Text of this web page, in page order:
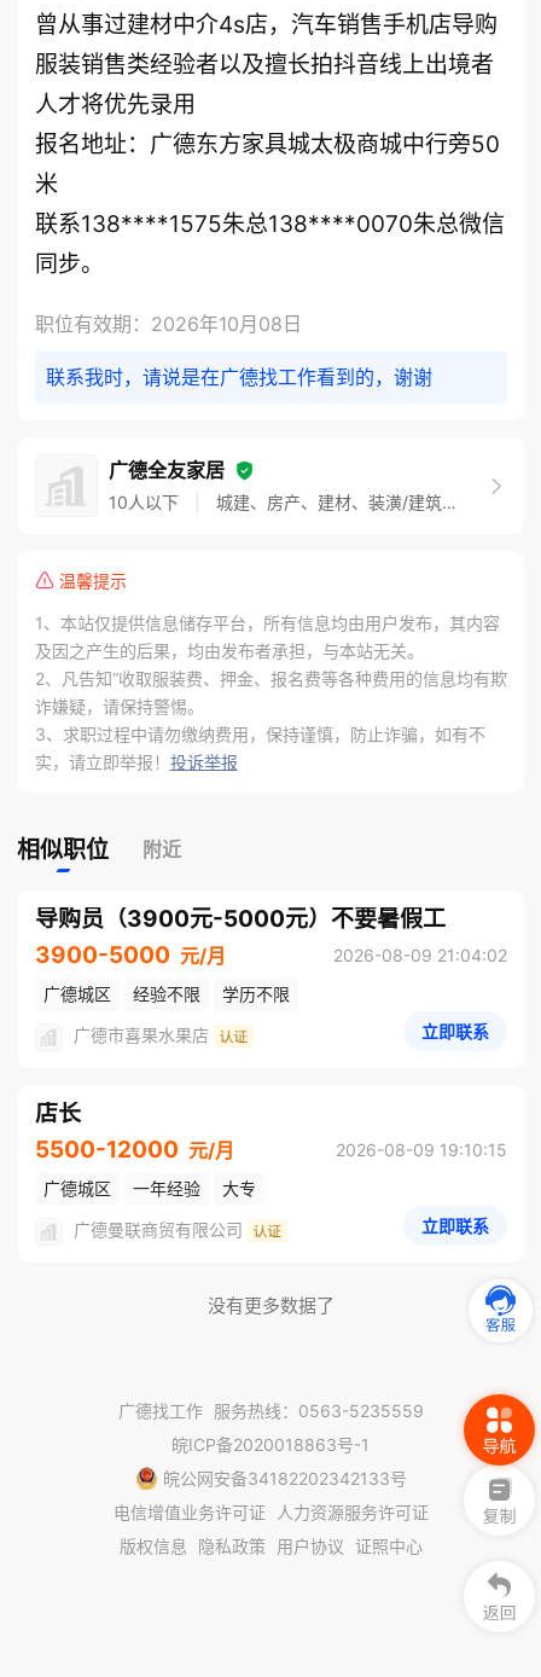
曾从事过建材中介4s店，汽车销售手机店导购
服装销售类经验者以及擅长拍抖音线上出境者
人才将优先录用
报名地址：广德东方家具城太极商城中行旁50
米
联系138****1575朱总138****0070朱总微信
同步。
职位有效期：2026年10月08日
联系我时，请说是在广德找工作看到的，谢谢
广德全友家居
10人以下 城建、房产、建材、装潢/建筑、安装、装潢业
温馨提示
1、本站仅提供信息储存平台，所有信息均由用户发布，其内容
及因之产生的后果，均由发布者承担，与本站无关。
2、凡告知“收取服装费、押金、报名费等各种费用的信息均有欺
诈嫌疑，请保持警惕。
3、求职过程中请勿缴纳费用，保持谨慎，防止诈骗，如有不
实，请立即举报！ 投诉举报
相似职位 附近
导购员（3900元-5000元）不要暑假工
3900-5000 元/月
2026-08-09 21:04:02
广德城区
经验不限
学历不限
广德市喜果水果店
立即联系
店长
5500-12000 元/月
2026-08-09 19:10:15
广德城区
一年经验
大专
广德曼联商贸有限公司
立即联系
没有更多数据了
广德找工作
服务热线：0563-5235559
皖ICP备2020018863号-1
皖公网安备34182202342133号
电信增值业务许可证
人力资源服务许可证
版权信息
隐私政策 用户协议 证照中心